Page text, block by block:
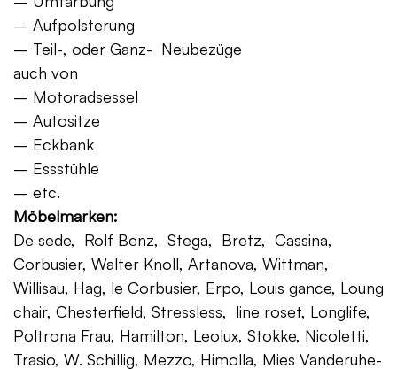
– Aufpolsterung
– Teil-, oder Ganz- Neubezüge
auch von
– Motoradsessel
– Autositze
– Eckbank
– Essstühle
– etc.
Möbelmarken:
De sede, Rolf Benz, Stega, Bretz, Cassina,
Corbusier, Walter Knoll, Artanova, Wittman,
Willisau, Hag, le Corbusier, Erpo, Louis gance, Loung
chair, Chesterfield, Stressless, line roset, Longlife,
Poltrona Frau, Hamilton, Leolux, Stokke, Nicoletti,
Trasio, W. Schillig, Mezzo, Himolla, Mies Vanderuhe-